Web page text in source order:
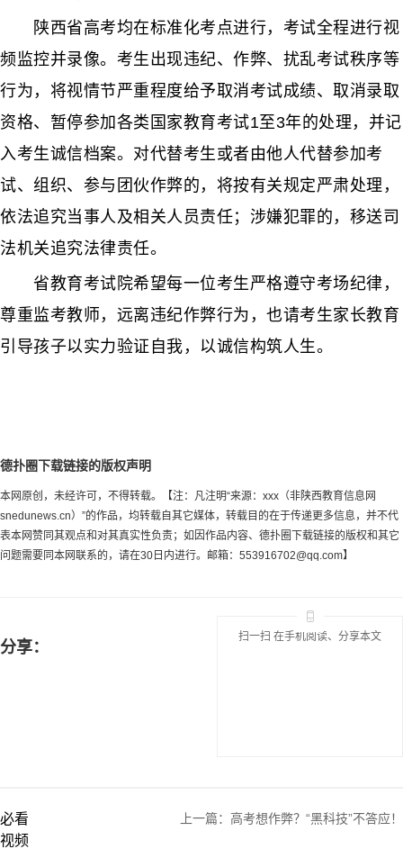
陕西省高考均在标准化考点进行，考试全程进行视
频监控并录像。考生出现违纪、作弊、扰乱考试秩序等
行为，将视情节严重程度给予取消考试成绩、取消录取
资格、暂停参加各类国家教育考试1至3年的处理，并记
入考生诚信档案。对代替考生或者由他人代替参加考
试、组织、参与团伙作弊的，将按有关规定严肃处理，
依法追究当事人及相关人员责任；涉嫌犯罪的，移送司
法机关追究法律责任。
省教育考试院希望每一位考生严格遵守考场纪律，
尊重监考教师，远离违纪作弊行为，也请考生家长教育
引导孩子以实力验证自我，以诚信构筑人生。
德扑圈下载链接的版权声明
本网原创，未经许可，不得转载。【注：凡注明“来源：xxx（非陕西教育信息网
snedunews.cn）”的作品，均转载自其它媒体，转载目的在于传递更多信息，并不代
表本网赞同其观点和对其真实性负责；如因作品内容、德扑圈下载链接的版权和其它
问题需要同本网联系的，请在30日内进行。邮箱： 553916702@qq.com】
分享：
扫一扫 在手机阅读、分享本文
上一篇： 高考想作弊？“黑科技”不答应！
必看
视频